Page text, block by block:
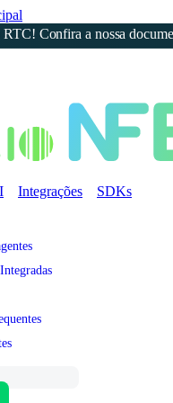
Confira a nossa
Integrações
SDKs